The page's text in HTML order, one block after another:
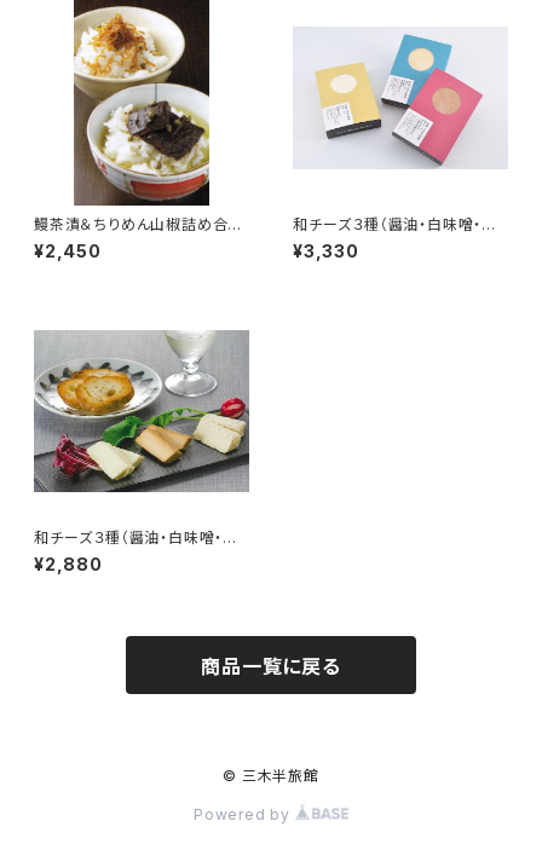
鰻茶漬＆ちりめん山椒詰め合わ
せ
¥2,450
和チーズ３種（醤油・白味噌・吟
醸酒粕）ギフトパッケージ
¥3,330
和チーズ３種（醤油・白味噌・吟
醸酒粕）
¥2,880
商品一覧に戻る
© 三木半旅館
Powered by